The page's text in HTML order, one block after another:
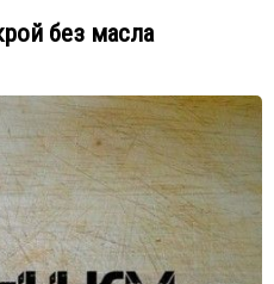
без масла